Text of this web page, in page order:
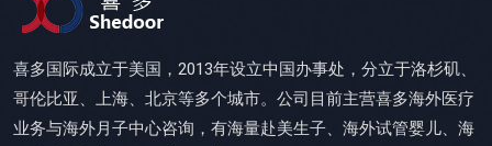
喜多国际成立于美国，2013年设立中国办事处，分立于洛杉矶、
哥伦比亚、上海、北京等多个城市。公司目前主营喜多海外医疗
业务与海外月子中心咨询，有海量赴美生子、海外试管婴儿、海